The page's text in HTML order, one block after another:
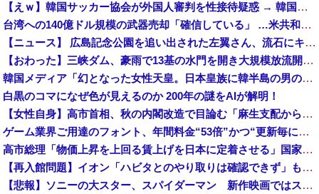
【えｗ】韓国サッカー協会が外国人審判を性接待疑惑 → 韓国ネットに動揺広がる「信じられない」「要求した外国人審判もおかしい」「韓国以外の国にも要...
台湾への140億ドル規模の武器売却「確信している」 …米共和党重鎮、マコール議員が表明！
【ニュース】 広島記念公園を追い出された左翼さん、流石にキモすぎて炎上
【おわった】三峡ダム、豪雨で13基の水門を開き大規模放流開始か 下流の工場地帯に洪水流入で崩壊はじまる
韓国メディア「幻となった女性天皇。日本皇族に韓半島の男の血が入る可能性がゼロに・・・」
白黒のコマになぜ色が見えるのか 200年の謎をAIが解明！
【女性自身】高市首相、秋の内閣改造で目論む「麻生支配からの脱却」…茂木敏充氏も小林鷹之氏もクビ
ゲーム業界ご用達のフォント、年間料金“53倍”かつ“更新毎に値上げ”のありえない契約により多数撤退へ・・・
高市総理「物価上昇を上回る賃上げを日本に定着させる」国家公務員月給3.51％増へ 地方公務員も追随する見通し
【再入館問題】イオン「ハビタとのやり取りは確認できず」も、抑止や社内ルール運用が徹底できなかった可能性を認める
【悲報】ソニーの大スター、スパイダーマン 新作映画ではスマホはXperiaではなくGalaxyを使用